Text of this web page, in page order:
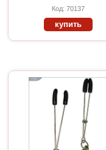
Код: 70137
купить